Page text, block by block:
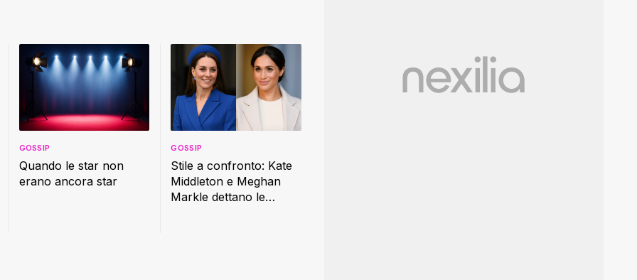
Quando le star non
erano ancora star
GOSSIP
Stile a confronto: Kate
Middleton e Meghan
Markle dettano le
GOSSIP